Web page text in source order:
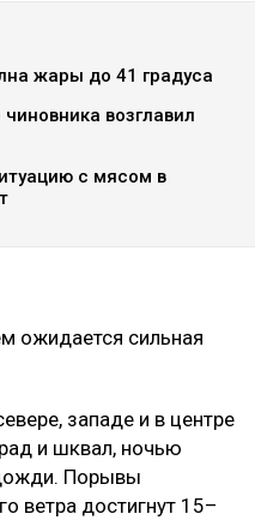
жары до 41 градуса
возглавил
с мясом в
ожидается сильная
западе и в центре
и шквал, ночью
Порывы
ветра достигнут 15–